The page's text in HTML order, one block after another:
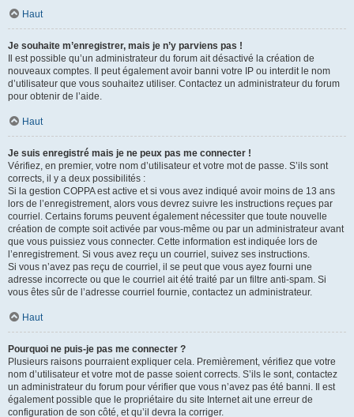
Haut
Je souhaite m’enregistrer, mais je n’y parviens pas !
Il est possible qu’un administrateur du forum ait désactivé la création de
nouveaux comptes. Il peut également avoir banni votre IP ou interdit le nom
d’utilisateur que vous souhaitez utiliser. Contactez un administrateur du forum
pour obtenir de l’aide.
Haut
Je suis enregistré mais je ne peux pas me connecter !
Vérifiez, en premier, votre nom d’utilisateur et votre mot de passe. S’ils sont
corrects, il y a deux possibilités :
Si la gestion COPPA est active et si vous avez indiqué avoir moins de 13 ans
lors de l’enregistrement, alors vous devrez suivre les instructions reçues par
courriel. Certains forums peuvent également nécessiter que toute nouvelle
création de compte soit activée par vous-même ou par un administrateur avant
que vous puissiez vous connecter. Cette information est indiquée lors de
l’enregistrement. Si vous avez reçu un courriel, suivez ses instructions.
Si vous n’avez pas reçu de courriel, il se peut que vous ayez fourni une
adresse incorrecte ou que le courriel ait été traité par un filtre anti-spam. Si
vous êtes sûr de l’adresse courriel fournie, contactez un administrateur.
Haut
Pourquoi ne puis-je pas me connecter ?
Plusieurs raisons pourraient expliquer cela. Premièrement, vérifiez que votre
nom d’utilisateur et votre mot de passe soient corrects. S’ils le sont, contactez
un administrateur du forum pour vérifier que vous n’avez pas été banni. Il est
également possible que le propriétaire du site Internet ait une erreur de
configuration de son côté, et qu’il devra la corriger.